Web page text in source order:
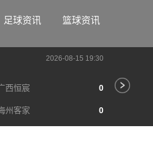
足球资讯 篮球资讯
2026-08-15 19:30
西恒宸 0
州客家 0